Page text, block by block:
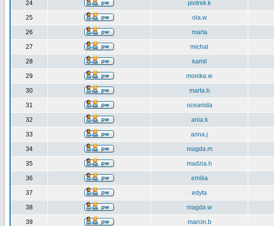
24 piotrek.k
25 ola.w
26 marta
27 michal
28 kamil
29 monika.w
30 marta.b
31 oceanida
32 ania.k
33 anna.j
34 magda.m
35 madzia.h
36 emilia
37 edyta
38 magda.w
39 marcin.b